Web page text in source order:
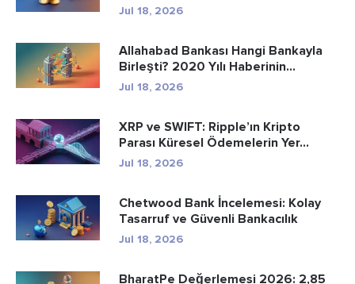
Jul 18, 2026
Allahabad Bankası Hangi Bankayla
Birleşti? 2020 Yılı Haberinin...
Jul 18, 2026
XRP ve SWIFT: Ripple’ın Kripto
Parası Küresel Ödemelerin Yer...
Jul 18, 2026
Chetwood Bank İncelemesi: Kolay
Tasarruf ve Güvenli Bankacılık
Jul 18, 2026
BharatPe Değerlemesi 2026: 2,85